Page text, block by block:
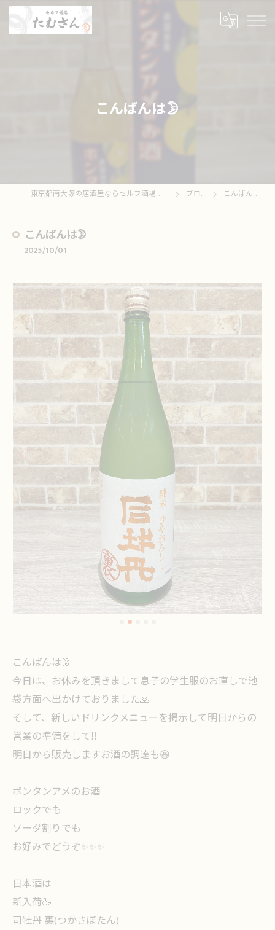
こんばんは🌛
東京都南大塚の居酒屋ならセルフ酒場たむさん ブログ こんばんは🌛
こんばんは🌛
2025/10/01
こんばんは🌛
今日は、お休みを頂きまして息子の学生服のお直しで池
袋方面へ出かけておりました🙏
そして、新しいドリンクメニューを掲示して明日からの
営業の準備をして‼️
明日から販売しますお酒の調達も😆
ボンタンアメのお酒
ロックでも
ソーダ割りでも
お好みでどうぞ✨✨✨
日本酒は
新入荷🍶
司牡丹 裏(つかさぼたん)